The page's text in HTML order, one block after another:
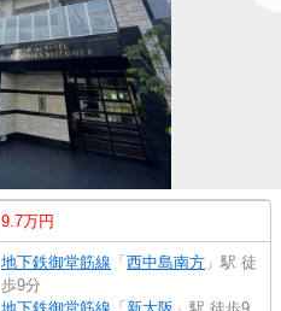
9.7万円
地下鉄御堂筋線 「 西中島南方 」駅 徒
歩9分